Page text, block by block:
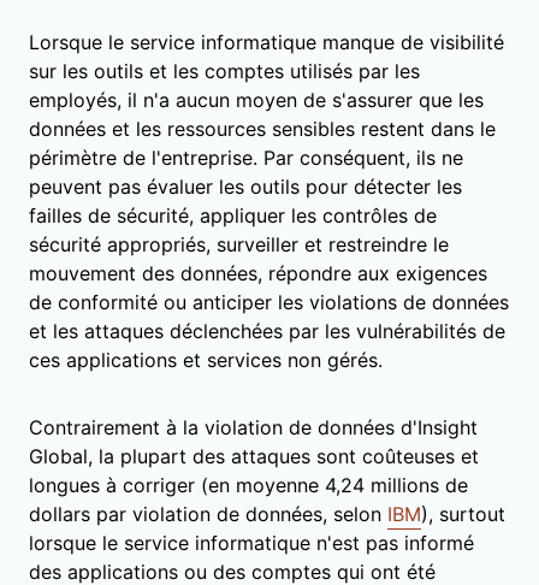
Lorsque le service informatique manque de visibilité
sur les outils et les comptes utilisés par les
employés, il n'a aucun moyen de s'assurer que les
données et les ressources sensibles restent dans le
périmètre de l'entreprise. Par conséquent, ils ne
peuvent pas évaluer les outils pour détecter les
failles de sécurité, appliquer les contrôles de
sécurité appropriés, surveiller et restreindre le
mouvement des données, répondre aux exigences
de conformité ou anticiper les violations de données
et les attaques déclenchées par les vulnérabilités de
ces applications et services non gérés.
Contrairement à la violation de données d'Insight
Global, la plupart des attaques sont coûteuses et
longues à corriger (en moyenne 4,24 millions de
dollars par violation de données, selon IBM), surtout
lorsque le service informatique n'est pas informé
des applications ou des comptes qui ont été